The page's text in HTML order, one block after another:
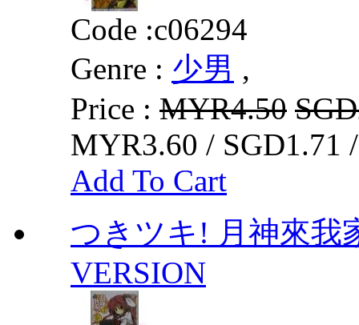
Code :c06294
Genre : 少男 ,
Price : MYR4.50
MYR3.60 / SGD1.71
Add To Cart
つきツキ! 月神來我
VERSION